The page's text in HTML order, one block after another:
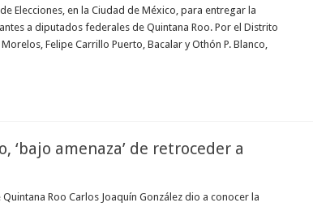
Elecciones, en la Ciudad de México, para entregar la
a diputados federales de Quintana Roo. Por el Distrito
Felipe Carrillo Puerto, Bacalar y Othón P. Blanco,
‘bajo amenaza’ de retroceder a
Roo Carlos Joaquín González dio a conocer la